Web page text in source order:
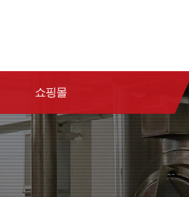
쇼핑몰